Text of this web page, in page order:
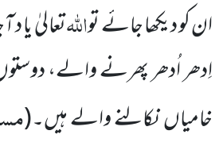
ان کو دیکھا جائے تواللّٰہتعالیٰیا
اِدھر اُدھر پھرنے والے،
خامیاںنکالنے والے ہیں۔(